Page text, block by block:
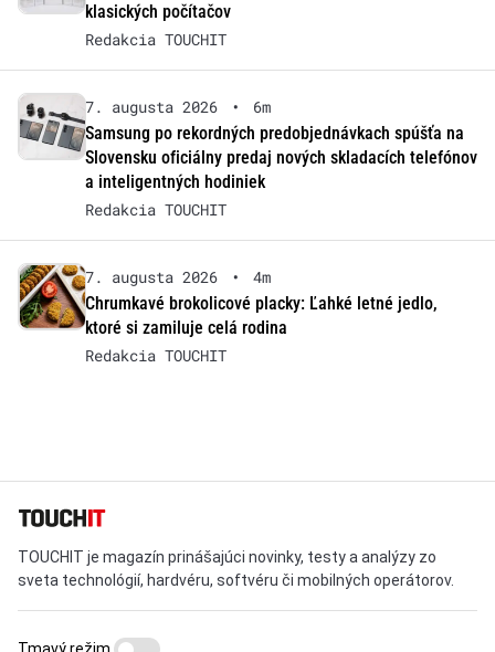
klasických počítačov
Redakcia TOUCHIT
7. augusta 2026 •
6m
Samsung po rekordných predobjednávkach spúšťa na
Slovensku oficiálny predaj nových skladacích telefónov
a inteligentných hodiniek
Redakcia TOUCHIT
7. augusta 2026 •
4m
Chrumkavé brokolicové placky: Ľahké letné jedlo,
ktoré si zamiluje celá rodina
Redakcia TOUCHIT
TOUCHIT je magazín prinášajúci novinky, testy a analýzy zo
sveta technológií, hardvéru, softvéru či mobilných operátorov.